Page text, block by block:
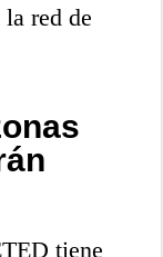
red de
tiene